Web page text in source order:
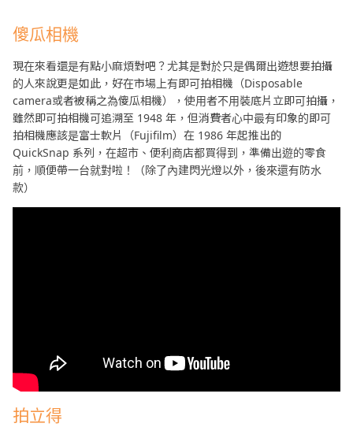
傻瓜相機
現在來看還是有點小麻煩對吧？尤其是對於只是偶爾出遊想要拍攝
的人來說更是如此，好在市場上有即可拍相機（Disposable
camera或者被稱之為傻瓜相機），使用者不用裝底片立即可拍攝，
雖然即可拍相機可追溯至 1948 年，但消費者心中最有印象的即可
拍相機應該是富士軟片（Fujifilm）在 1986 年起推出的
QuickSnap 系列，在超市、便利商店都買得到，準備出遊的零食
前，順便帶一台就對啦！（除了內建閃光燈以外，後來還有防水
款）
拍立得